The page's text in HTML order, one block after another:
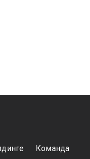
Команда